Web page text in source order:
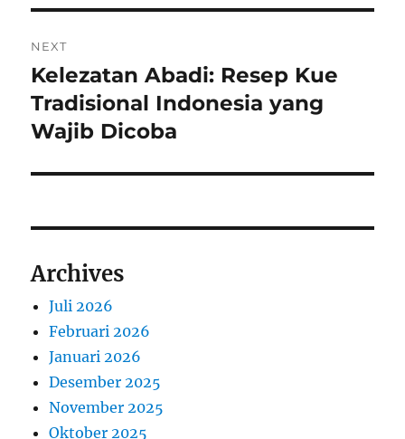
NEXT
Next
post:
Kelezatan Abadi: Resep Kue
Tradisional Indonesia yang
Wajib Dicoba
Archives
Juli 2026
Februari 2026
Januari 2026
Desember 2025
November 2025
Oktober 2025